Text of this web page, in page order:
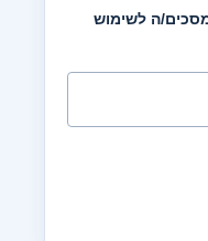
מסכים/ה לשימוש